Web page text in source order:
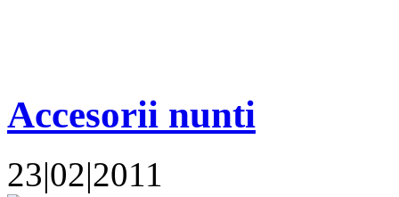
Accesorii nunti
23|02|2011